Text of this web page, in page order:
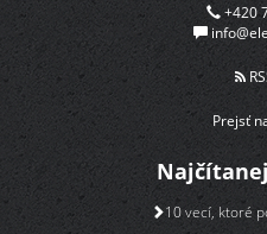
+420
Prejsť
10 vecí, ktoré